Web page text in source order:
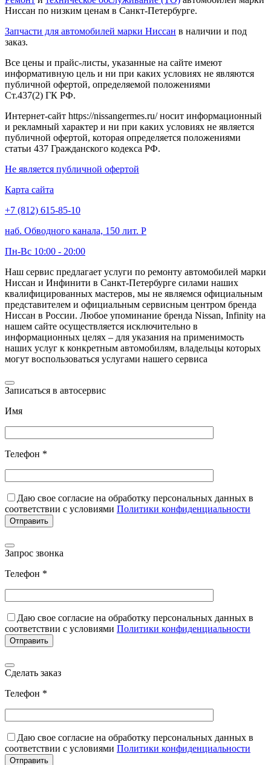
Ниссан по низким ценам в Санкт-Петербурге.
Запчасти для автомобилей марки Ниссан в наличии и под
заказ.
Все цены и прайс-листы, указанные на сайте имеют
информативную цель и ни при каких условиях не являются
публичной офертой, определяемой положениями
Ст.437(2) ГК РФ.
Интернет-сайт https://nissangermes.ru/ носит информационный
и рекламный характер и ни при каких условиях не является
публичной офертой, которая определяется положениями
статьи 437 Гражданского кодекса РФ.
Не является публичной офертой
Карта сайта
+7 (812) 615-85-10
наб. Обводного канала, 150 лит. Р
Пн-Вс 10:00 - 20:00
Наш сервис предлагает услуги по ремонту автомобилей марки
Ниссан и Инфинити в Санкт-Петербурге силами наших
квалифицированных мастеров, мы не являемся официальным
представителем и официальным сервисным центром бренда
Ниссан в России. Любое упоминание бренда Nissan, Infinity на
нашем сайте осуществляется исключительно в
информационных целях – для указания на применимость
наших услуг к конкретным автомобилям, владельцы которых
могут воспользоваться услугами нашего сервиса
Записаться в автосервис
Имя
Телефон *
Даю свое согласие на обработку персональных данных в
соответствии с условиями Политики конфиденциальности
Запрос звонка
Телефон *
Даю свое согласие на обработку персональных данных в
соответствии с условиями Политики конфиденциальности
Сделать заказ
Телефон *
Даю свое согласие на обработку персональных данных в
соответствии с условиями Политики конфиденциальности